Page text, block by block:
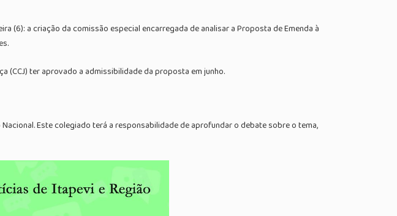
(6): a criação da comissão especial encarregada de analisar a Proposta de Emenda à
(CCJ) ter aprovado a admissibilidade da proposta em junho.
Este colegiado terá a responsabilidade de aprofundar o debate sobre o tema,